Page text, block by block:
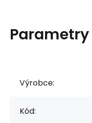
Parametry
Výrobce:
Kód: